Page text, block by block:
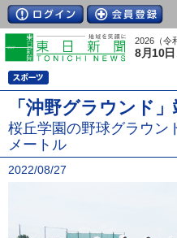
2026（令
8月10日
「沖野グラウンド
桜丘学園の野球グラウン
メートル
2022/08/27